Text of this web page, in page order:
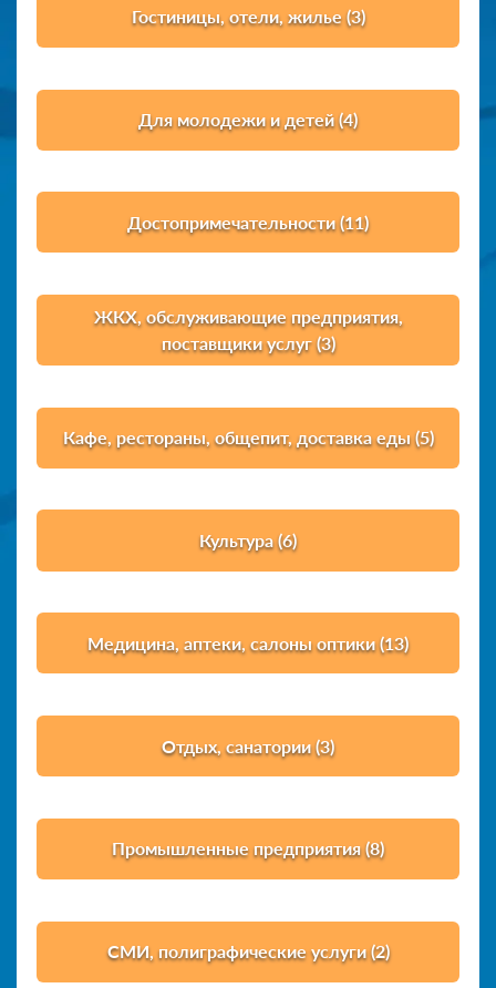
Гостиницы, отели, жилье (3)
Для молодежи и детей (4)
Достопримечательности (11)
ЖКХ, обслуживающие предприятия,
поставщики услуг (3)
Кафе, рестораны, общепит, доставка еды (5)
Культура (6)
Медицина, аптеки, салоны оптики (13)
Отдых, санатории (3)
Промышленные предприятия (8)
СМИ, полиграфические услуги (2)